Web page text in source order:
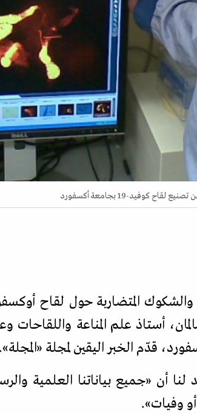
19 بجامعة أكسفورد
المتضاربة حول لقاح
أستاذ علم المناعة
«المجلة»
.
لنا أن «جميع بياناتنا العلمية
وفيات».